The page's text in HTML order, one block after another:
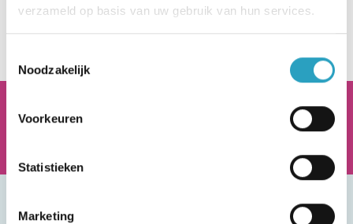
verzameld op basis van uw gebruik van hun services.
Noodzakelijk
Voorkeuren
Statistieken
Marketing
Optimisten in de Zorg
Heb je een vraag? We helpen je graag